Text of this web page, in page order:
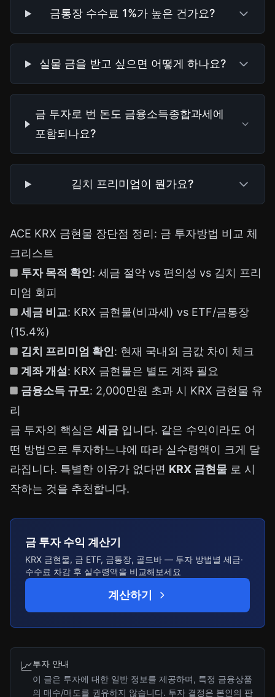
금통장 수수료 1%가 높은 건가요?
실물 금을 받고 싶으면 어떻게 하나요?
금 투자로 번 돈도 금융소득종합과세에
포함되나요?
김치 프리미엄이 뭔가요?
ACE KRX 금현물 장단점 정리: 금 투자방법 비교 체
크리스트
투자 목적 확인: 세금 절약 vs 편의성 vs 김치 프리
미엄 회피
세금 비교: KRX 금현물(비과세) vs ETF/금통장
(15.4%)
김치 프리미엄 확인: 현재 국내외 금값 차이 체크
계좌 개설: KRX 금현물은 별도 계좌 필요
금융소득 규모: 2,000만원 초과 시 KRX 금현물 유
리
금 투자의 핵심은 세금 입니다. 같은 수익이라도 어
떤 방법으로 투자하느냐에 따라 실수령액이 크게 달
라집니다. 특별한 이유가 없다면 KRX 금현물 로 시
작하는 것을 추천합니다.
금 투자 수익 계산기
KRX 금현물, 금 ETF, 금통장, 골드바 — 투자 방법별 세금·
수수료 차감 후 실수령액을 비교해보세요
계산하기
📈투자 안내
이 글은 투자에 대한 일반 정보를 제공하며, 특정 금융상품
의 매수/매도를 권유하지 않습니다. 투자 결정은 본인의 판